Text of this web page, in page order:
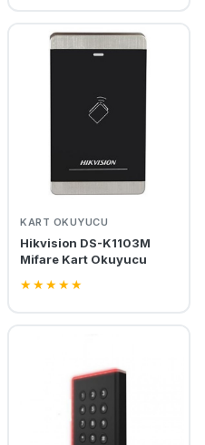
KART OKUYUCU
Hikvision DS-K1103M
Mifare Kart Okuyucu
★★★★★